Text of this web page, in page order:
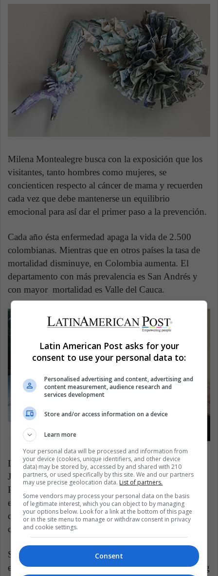
Milena Montealegre busca con la exposición que los
visitantes, tanto hombres como mujeres, se
concienticen respecto al cáncer de mama y recuerden
cada vez que debe mantenerse un equilibrio
emocional para así dar el primer paso a la prevención.
Cada año ésta enfermedad apaga la vida de 2.500
colombianas. Mientras que en otros países la tasa de
mortalidad disminuye, en Colombia aumenta. El
departamento con más prevalencia es San Andrés y
con mayor mortalidad es Valle del Cauca.
La artista es maestra de Bellas Artes en la Universidad
Jorge Tadeo Lozano, especializada en Gestión de
Proyectos Culturales y Arte Terapia. Con sus
exposiciones busca el empoderamiento de la mujer
con series como “Mujer en Espiral”, “Manos que
curan” y ahora con “Mi cuerpo, mi obra”.
Se desempeña también como Coach de sanación de
emociones somatizadas con certificación en consulting
Latin American Post asks for your
consent to use your personal data to:
Personalised advertising and content, advertising and
content measurement, audience research and
services development
Store and/or access information on a device
Learn more
Your personal data will be processed and information from
your device (cookies, unique identifiers, and other device
data) may be stored by, accessed by and shared with 210
partners, or used specifically by this site. We and our partners
may use precise geolocation data. List of partners.
Some vendors may process your personal data on the basis
of legitimate interest, which you can object to by managing
your options below. Look for a link at the bottom of this page
or in the site menu to manage or withdraw consent in privacy
and cookie settings.
Consent